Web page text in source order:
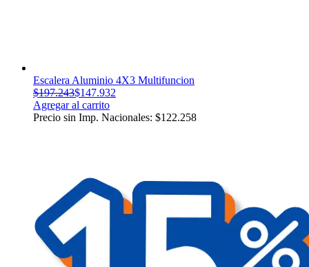
Escalera Aluminio 4X3 Multifuncion
$197.243$147.932
Agregar al carrito
Precio sin Imp. Nacionales: $122.258